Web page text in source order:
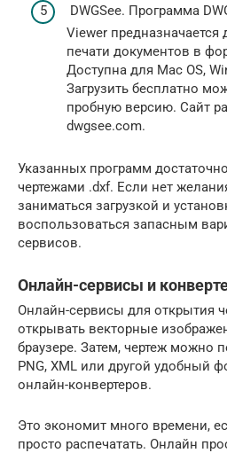
DWGSee. Программа
Viewer предназначается
печати документов в
Доступна для Mac OS,
Загрузить бесплатно
пробную версию. Сайт
dwgsee.com.
Указанных программ
чертежами .dxf. Если нет
заниматься загрузкой и
воспользоваться запасным
сервисов.
Онлайн-сервисы и
Онлайн-сервисы для открытия
открывать векторные
браузере. Затем, чертеж можно
PNG, XML или другой удобный
онлайн-конвертеров.
Это экономит много времени,
просто распечатать. Онлайн